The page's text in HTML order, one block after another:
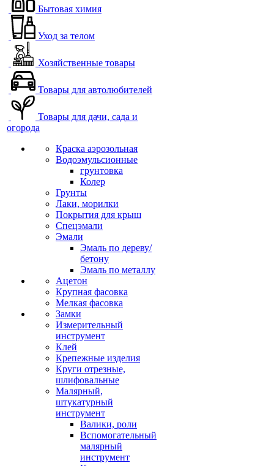
Бытовая химия
Уход за телом
Хозяйственные товары
Товары для автолюбителей
Товары для дачи, сада и
огорода
Краска аэрозольная
Водоэмульсионные
грунтовка
Колер
Грунты
Лаки, морилки
Покрытия для крыш
Спецэмали
Эмали
Эмаль по дереву/
бетону
Эмаль по металлу
Ацетон
Крупная фасовка
Мелкая фасовка
Замки
Измерительный
инструмент
Клей
Крепежные изделия
Круги отрезные,
шлифовальные
Малярный,
штукатурный
инструмент
Валики, роли
Вспомогательный
малярный
инструмент